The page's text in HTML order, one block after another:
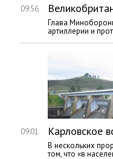
09:56
Глава
артиллерии и
09:01 Карловское
В нескольких
том, что «в